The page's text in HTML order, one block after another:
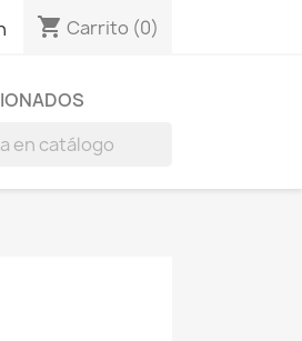
shopping_cart Carrito (0)